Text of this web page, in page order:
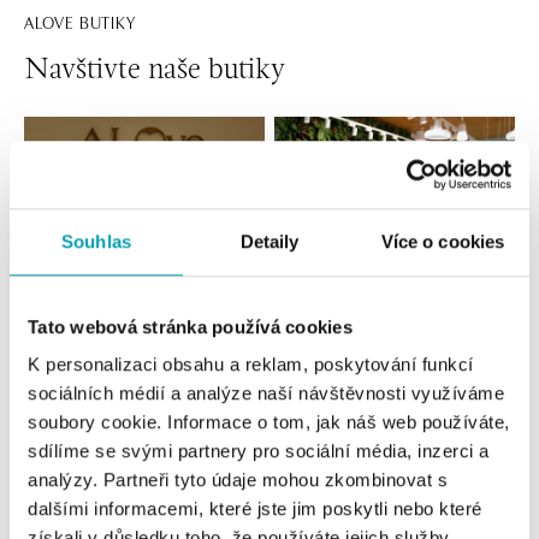
Souhlas Detaily Více o cookies
Tato webová stránka používá cookies
K personalizaci obsahu a reklam, poskytování funkcí
sociálních médií a analýze naší návštěvnosti využíváme
soubory cookie. Informace o tom, jak náš web používáte,
sdílíme se svými partnery pro sociální média, inzerci a
analýzy. Partneři tyto údaje mohou zkombinovat s
dalšími informacemi, které jste jim poskytli nebo které
ALOVE BUTIKY
Navštivte naše butiky
Všechny Česko Slovensko
ALOve OC Nový Smíchov, Praha 5
Plzeňská 8, 150 00 Praha 5 - Anděl
tel.: +420736509250
dnes otevřeno do 21:00